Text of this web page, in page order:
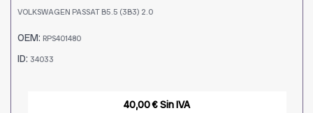
VOLKSWAGEN PASSAT B5.5 (3B3) 2.0
OEM: RPS401480
ID: 34033
40,00 € Sin IVA